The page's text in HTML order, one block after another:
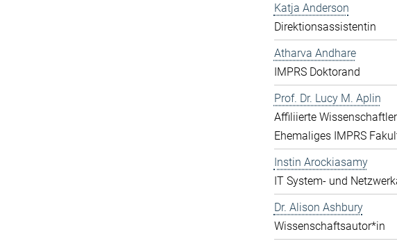
Katja Anderson
Direktionsassistentin
Atharva Andhare
IMPRS Doktorand
Prof. Dr. Lucy M. Aplin
Affiliierte
Ehemaliges IMPRS
Instin Arockiasamy
IT System- und
Dr. Alison Ashbury
Wissenschaftsautor*in